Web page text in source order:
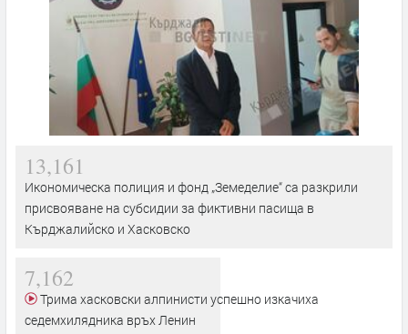
13,161
Икономическа полиция и фонд „Земеделие“ са разкрили
присвояване на субсидии за фиктивни пасища в
Кърджалийско и Хасковско
7,162
седемхилядника връх Ленин